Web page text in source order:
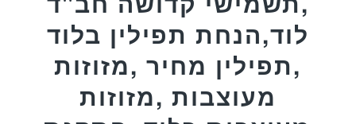
לוד,הנחת תפילין בלוד
,תפילין מחיר ,מזוזות
מעוצבות ,מזוזות